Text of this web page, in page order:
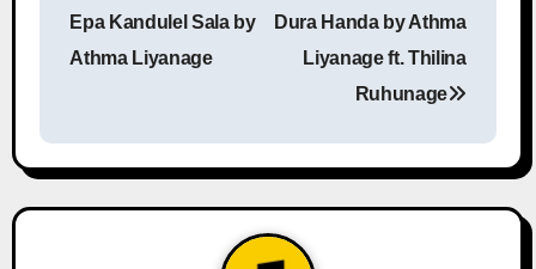
n
a
Epa Kandulel Sala by
Athma Liyanage
Dura Handa by Athma
Liyanage ft. Thilina
Ruhunage